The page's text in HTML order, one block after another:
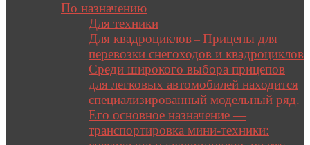
По назначению
Для техники
Для квадроциклов – Прицепы для
перевозки снегоходов и квадроциклов
Среди широкого выбора прицепов
для легковых автомобилей находится
специализированный модельный ряд.
Его основное назначение —
транспортировка мини-техники: